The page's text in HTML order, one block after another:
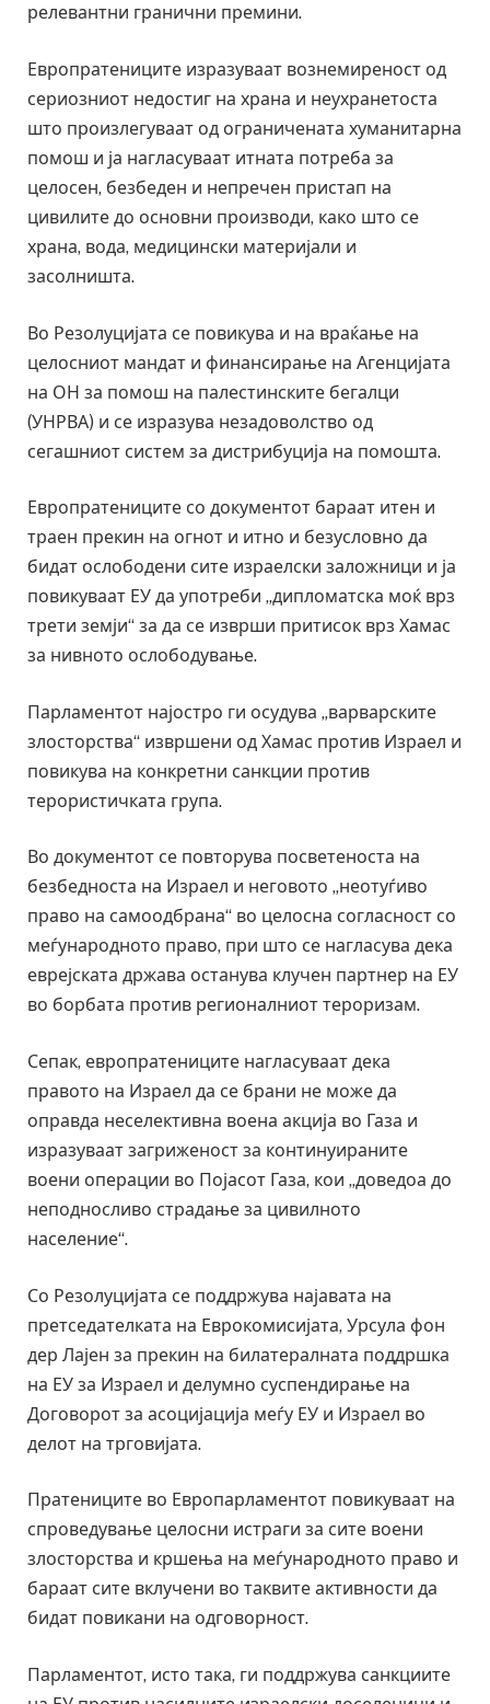
релевантни гранични премини.
Европратениците изразуваат вознемиреност од
сериозниот недостиг на храна и неухранетоста
што произлегуваат од ограничената хуманитарна
помош и ја нагласуваат итната потреба за
целосен, безбеден и непречен пристап на
цивилите до основни производи, како што се
храна, вода, медицински материјали и
засолништа.
Во Резолуцијата се повикува и на враќање на
целосниот мандат и финансирање на Агенцијата
на ОН за помош на палестинските бегалци
(УНРВА) и се изразува незадоволство од
сегашниот систем за дистрибуција на помошта.
Европратениците со документот бараат итен и
траен прекин на огнот и итно и безусловно да
бидат ослободени сите израелски заложници и ја
повикуваат ЕУ да употреби „дипломатска моќ врз
трети земји“ за да се изврши притисок врз Хамас
за нивното ослободување.
Парламентот најостро ги осудува „варварските
злосторства“ извршени од Хамас против Израел и
повикува на конкретни санкции против
терористичката група.
Во документот се повторува посветеноста на
безбедноста на Израел и неговото „неотуѓиво
право на самоодбрана“ во целосна согласност со
меѓународното право, при што се нагласува дека
еврејската држава останува клучен партнер на ЕУ
во борбата против регионалниот тероризам.
Сепак, европратениците нагласуваат дека
правото на Израел да се брани не може да
оправда неселективна воена акција во Газа и
изразуваат загриженост за континуираните
воени операции во Појасот Газа, кои „доведоа до
неподносливо страдање за цивилното
население“.
Со Резолуцијата се поддржува најавата на
претседателката на Еврокомисијата, Урсула фон
дер Лајен за прекин на билатералната поддршка
на ЕУ за Израел и делумно суспендирање на
Договорот за асоцијација меѓу ЕУ и Израел во
делот на трговијата.
Пратениците во Европарламентот повикуваат на
спроведување целосни истраги за сите воени
злосторства и кршења на меѓународното право и
бараат сите вклучени во таквите активности да
бидат повикани на одговорност.
Парламентот, исто така, ги поддржува санкциите